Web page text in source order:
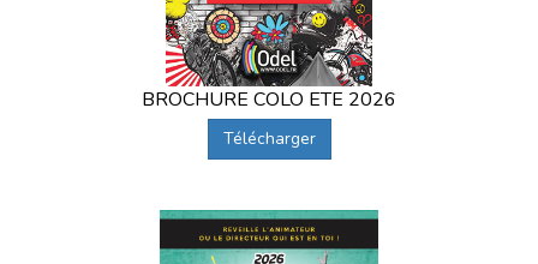
BROCHURE COLO ETE 2026
Télécharger